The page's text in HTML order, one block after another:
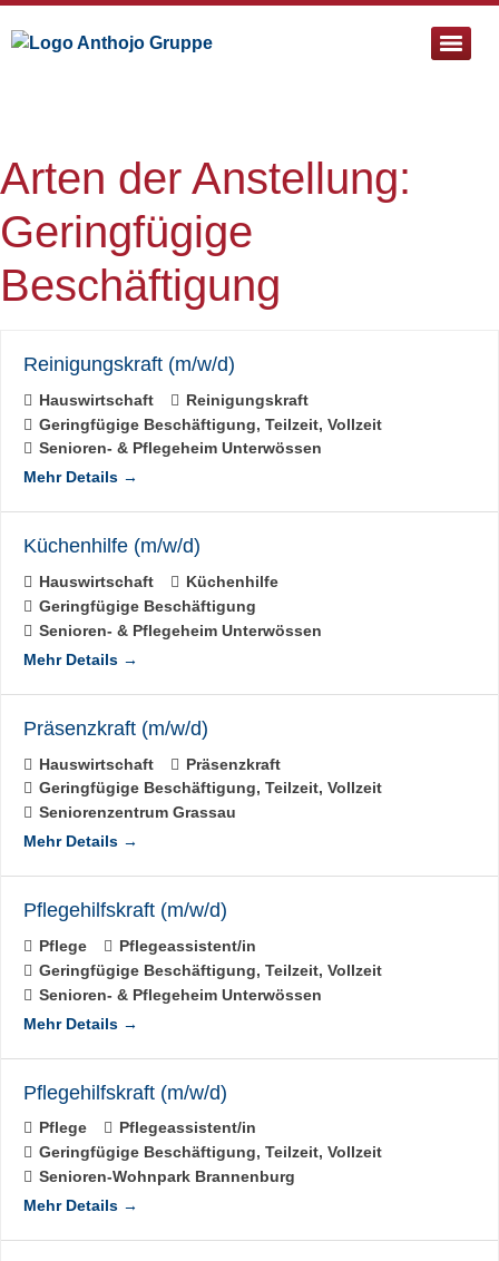
Arten der Anstellung:
Geringfügige
Beschäftigung
Reinigungskraft (m/w/d)
Hauswirtschaft
Reinigungskraft
Geringfügige Beschäftigung Teilzeit Vollzeit
Senioren- & Pflegeheim Unterwössen
Mehr Details
Küchenhilfe (m/w/d)
Hauswirtschaft
Küchenhilfe
Geringfügige Beschäftigung
Senioren- & Pflegeheim Unterwössen
Mehr Details
Präsenzkraft (m/w/d)
Hauswirtschaft
Präsenzkraft
Geringfügige Beschäftigung Teilzeit Vollzeit
Seniorenzentrum Grassau
Mehr Details
Pflegehilfskraft (m/w/d)
Pflege
Pflegeassistent/in
Geringfügige Beschäftigung Teilzeit Vollzeit
Senioren- & Pflegeheim Unterwössen
Mehr Details
Pflegehilfskraft (m/w/d)
Pflege
Pflegeassistent/in
Geringfügige Beschäftigung Teilzeit Vollzeit
Senioren-Wohnpark Brannenburg
Mehr Details